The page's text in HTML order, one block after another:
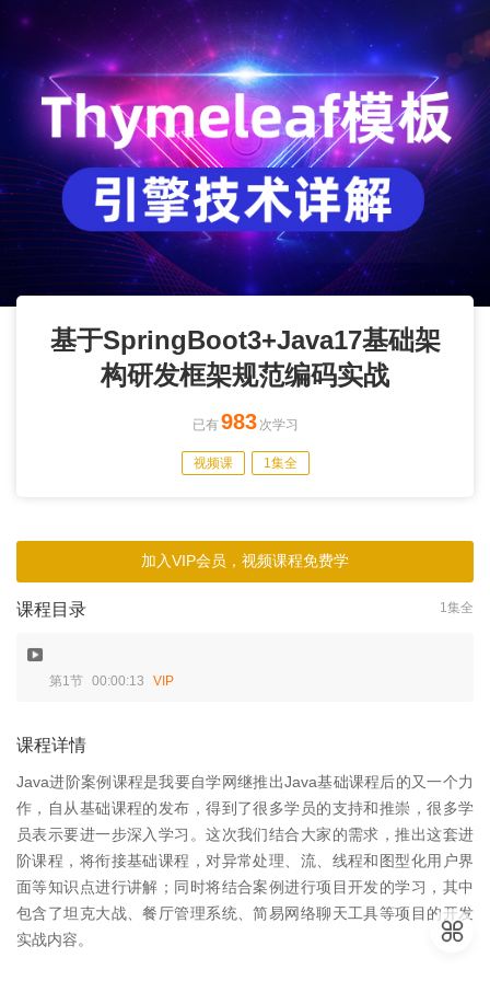
基于SpringBoot3+Java17基础架
构研发框架规范编码实战
已有983 次学习
视频课 1集全
加入VIP会员，视频课程免费学
课程目录 1集全
第1节 00:00:13 VIP
课程详情
Java进阶案例课程是我要自学网继推出Java基础课程后的又一个力
作，自从基础课程的发布，得到了很多学员的支持和推崇，很多学
员表示要进一步深入学习。这次我们结合大家的需求，推出这套进
阶课程，将衔接基础课程，对异常处理、流、线程和图型化用户界
面等知识点进行讲解；同时将结合案例进行项目开发的学习，其中
包含了坦克大战、餐厅管理系统、简易网络聊天工具等项目的开发
实战内容。